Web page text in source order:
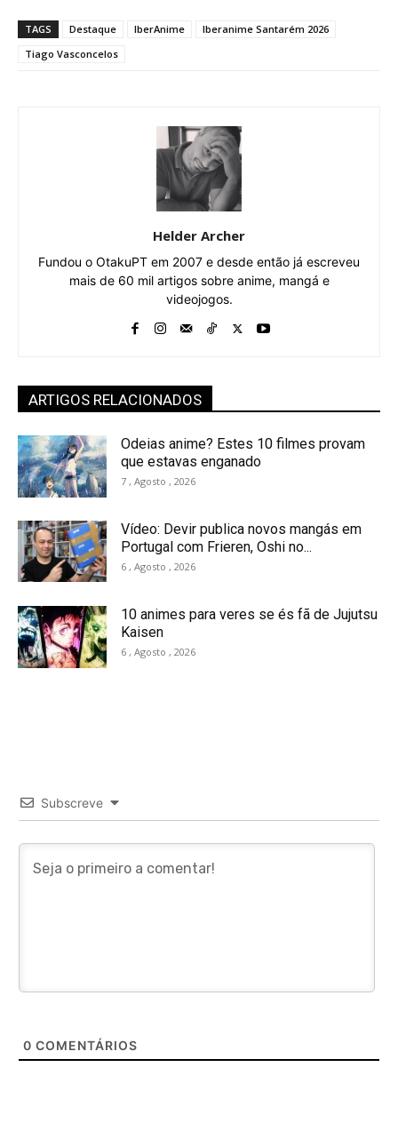
TAGS Destaque IberAnime
Iberanime Santarém 2026
Tiago Vasconcelos
Helder Archer
Fundou o OtakuPT em 2007 e desde então já escreveu
mais de 60 mil artigos sobre anime, mangá e
videojogos.
ARTIGOS RELACIONADOS
Odeias anime? Estes 10 filmes provam
que estavas enganado
7 , Agosto , 2026
Vídeo: Devir publica novos mangás em
Portugal com Frieren, Oshi no...
6 , Agosto , 2026
10 animes para veres se és fã de Jujutsu
Kaisen
6 , Agosto , 2026
Subscreve
0 COMENTÁRIOS